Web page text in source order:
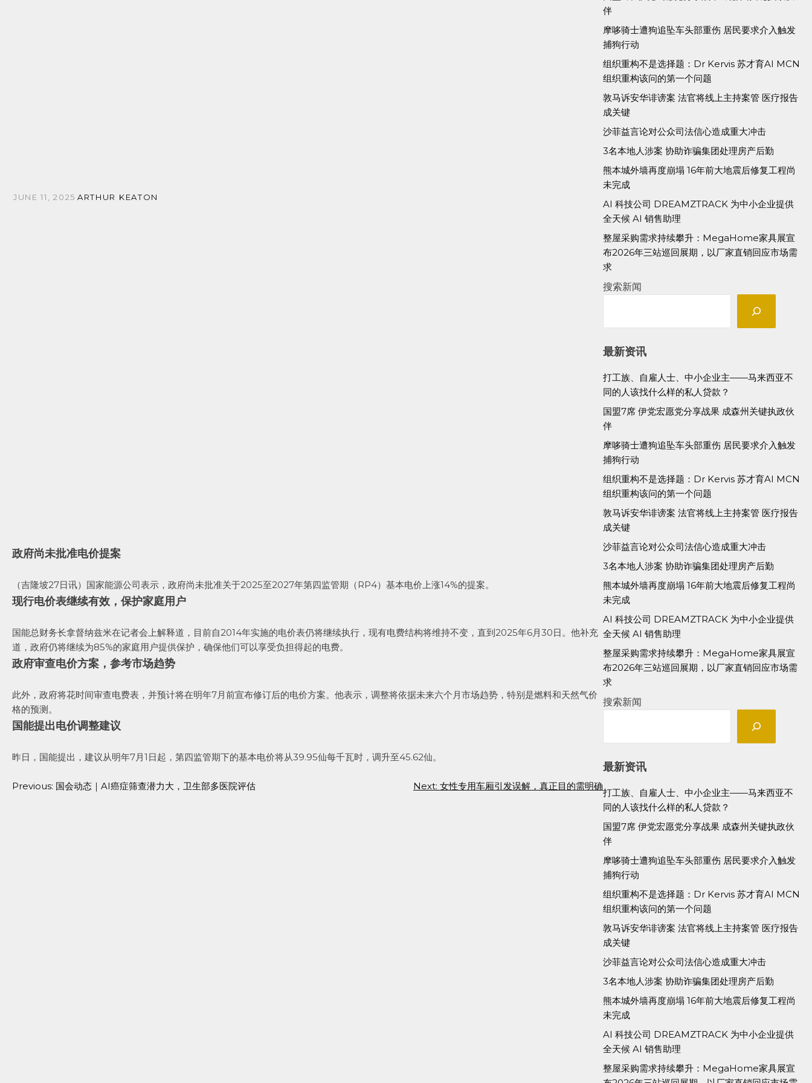
JUNE 11, 2025 ARTHUR KEATON
政府尚未批准电价提案
（吉隆坡27日讯）国家能源公司表示，政府尚未批准关于2025至2027年第四监管期（RP4）基本电价上涨14%的提案。
现行电价表继续有效，保护家庭用户
国能总财务长拿督纳兹米在记者会上解释道，目前自2014年实施的电价表仍将继续执行，现有电费结构将维持不变，直到2025年6月30日。他补充
道，政府仍将继续为85%的家庭用户提供保护，确保他们可以享受负担得起的电费。
政府审查电价方案，参考市场趋势
此外，政府将花时间审查电费表，并预计将在明年7月前宣布修订后的电价方案。他表示，调整将依据未来六个月市场趋势，特别是燃料和天然气价
格的预测。
国能提出电价调整建议
昨日，国能提出，建议从明年7月1日起，第四监管期下的基本电价将从39.95仙每千瓦时，调升至45.62仙。
Post
Previous: 国会动态｜AI癌症筛查潜力大，卫生部多医院评估 Next: 女性专用车厢引发误解，真正目的需明确
伴
摩哆骑士遭狗追坠车头部重伤 居民要求介入触发
捕狗行动
组织重构不是选择题：Dr Kervis 苏才育AI MCN
组织重构该问的第一个问题
敦马诉安华诽谤案 法官将线上主持案管 医疗报告
成关键
沙菲益言论对公众司法信心造成重大冲击
3名本地人涉案 协助诈骗集团处理房产后勤
熊本城外墙再度崩塌 16年前大地震后修复工程尚
未完成
AI 科技公司 DREAMZTRACK 为中小企业提供
全天候 AI 销售助理
整屋采购需求持续攀升：MegaHome家具展宣
布2026年三站巡回展期，以厂家直销回应市场需
求
搜索新闻
最新资讯
打工族、自雇人士、中小企业主——马来西亚不
同的人该找什么样的私人贷款？
国盟7席 伊党宏愿党分享战果 成森州关键执政伙
伴
摩哆骑士遭狗追坠车头部重伤 居民要求介入触发
捕狗行动
组织重构不是选择题：Dr Kervis 苏才育AI MCN
组织重构该问的第一个问题
敦马诉安华诽谤案 法官将线上主持案管 医疗报告
成关键
沙菲益言论对公众司法信心造成重大冲击
3名本地人涉案 协助诈骗集团处理房产后勤
熊本城外墙再度崩塌 16年前大地震后修复工程尚
未完成
AI 科技公司 DREAMZTRACK 为中小企业提供
全天候 AI 销售助理
整屋采购需求持续攀升：MegaHome家具展宣
布2026年三站巡回展期，以厂家直销回应市场需
求
搜索新闻
最新资讯
打工族、自雇人士、中小企业主——马来西亚不
同的人该找什么样的私人贷款？
国盟7席 伊党宏愿党分享战果 成森州关键执政伙
伴
摩哆骑士遭狗追坠车头部重伤 居民要求介入触发
捕狗行动
组织重构不是选择题：Dr Kervis 苏才育AI MCN
组织重构该问的第一个问题
敦马诉安华诽谤案 法官将线上主持案管 医疗报告
成关键
沙菲益言论对公众司法信心造成重大冲击
3名本地人涉案 协助诈骗集团处理房产后勤
熊本城外墙再度崩塌 16年前大地震后修复工程尚
未完成
AI 科技公司 DREAMZTRACK 为中小企业提供
全天候 AI 销售助理
整屋采购需求持续攀升：MegaHome家具展宣